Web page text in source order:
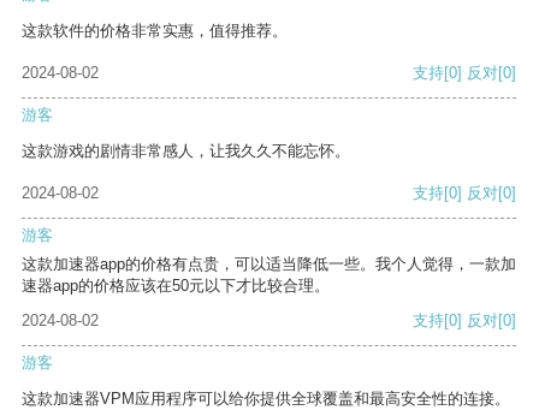
这款软件的价格非常实惠，值得推荐。
2024-08-02 支持[0] 反对[0]
游客
这款游戏的剧情非常感人，让我久久不能忘怀。
2024-08-02 支持[0] 反对[0]
游客
这款加速器app的价格有点贵，可以适当降低一些。我个人觉得，一款加
速器app的价格应该在50元以下才比较合理。
2024-08-02
支持[0] 反对[0]
游客
这款加速器VPM应用程序可以给你提供全球覆盖和最高安全性的连接。